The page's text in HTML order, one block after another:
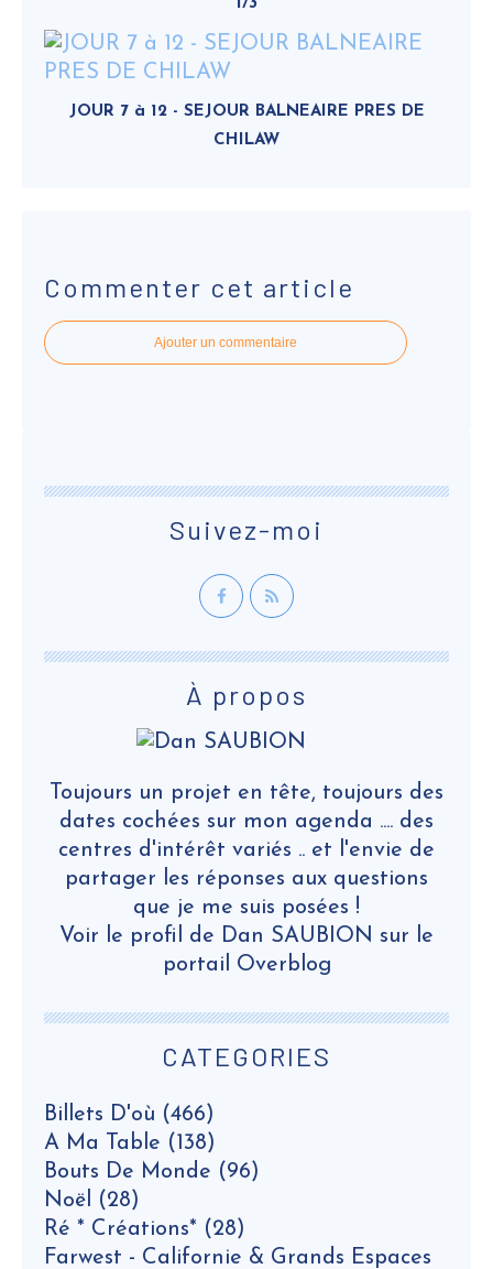
1/3
JOUR 7 à 12 - SEJOUR BALNEAIRE PRES DE
CHILAW
Commenter cet article
Ajouter un commentaire
CATEGORIES
Billets D'où (466)
A Ma Table (138)
Bouts De Monde (96)
Noël (28)
Ré * Créations* (28)
Farwest - Californie & Grands Espaces
Suivez-moi
À propos
Toujours un projet en tête, toujours des
dates cochées sur mon agenda .... des
centres d'intérêt variés .. et l'envie de
partager les réponses aux questions
que je me suis posées !
Voir le profil de Dan SAUBION sur le
portail Overblog